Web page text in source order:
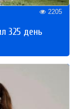
2205
325 день